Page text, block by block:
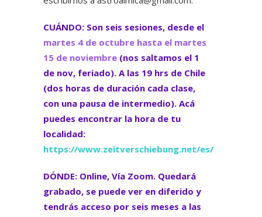
CUÁNDO: Son seis sesiones, desde el
martes 4 de octubre hasta el martes
15 de noviembre (nos saltamos el 1
de nov, feriado). A las 19 hrs de Chile
(dos horas de duración cada clase,
con una pausa de intermedio). Acá
puedes encontrar la hora de tu
localidad:
https://www.zeitverschiebung.net/es/
DÓNDE: Online, Vía Zoom. Quedará
grabado, se puede ver en diferido y
tendrás acceso por seis meses a las